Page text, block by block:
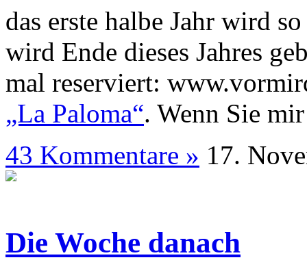
das erste halbe Jahr wird
wird Ende dieses Jahres
mal reserviert:
„La Paloma“. Wenn Sie
43 Kommentare » 17.
Die Woche danach